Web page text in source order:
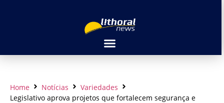
Home Notícias
Variedades
Legislativo aprova projetos que fortalecem segurança e